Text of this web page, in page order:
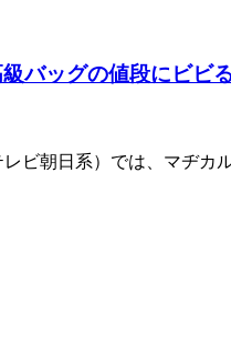
バッグの値段にビビ
ビ朝日系）では、マヂ